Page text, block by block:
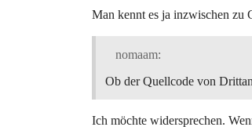
Man kennt es ja inzwischen zu
nomaam:
Ob der Quellcode von
Ich möchte widersprechen.